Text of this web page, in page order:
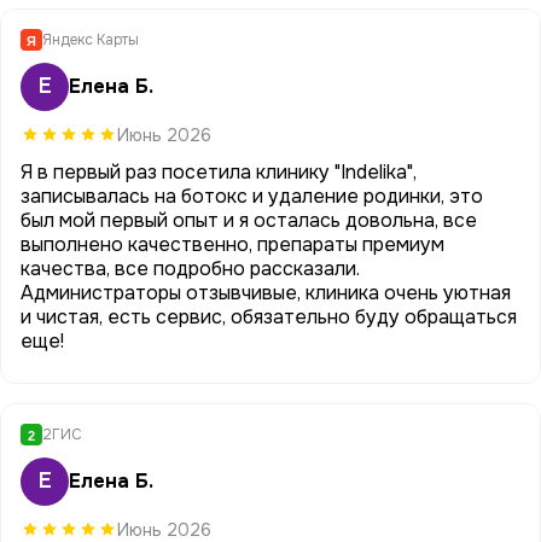
Я Яндекс Карты
Е Елена Б.
Июнь 2026
Я в первый раз посетила клинику "Indelika",
записывалась на ботокс и удаление родинки, это
был мой первый опыт и я осталась довольна, все
выполнено качественно, препараты премиум
качества, все подробно рассказали.
Администраторы отзывчивые, клиника очень уютная
и чистая, есть сервис, обязательно буду обращаться
еще!
2 2ГИС
Е Елена Б.
Июнь 2026